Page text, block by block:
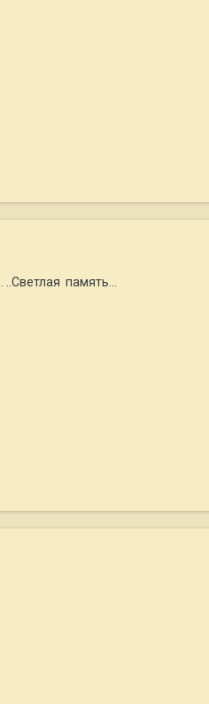
..Светлая память...